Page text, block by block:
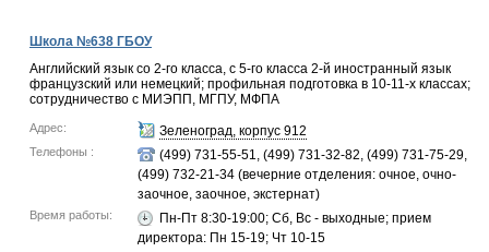
Школа №638 ГБОУ
Английский язык со 2-го класса, с 5-го класса 2-й иностранный язык
французский или немецкий; профильная подготовка в 10-11-х классах;
сотрудничество с МИЭПП, МГПУ, МФПА
Адрес: Зеленоград, корпус 912
Телефоны :
(499) 731-55-51, (499) 731-32-82, (499) 731-75-29,
(499) 732-21-34 (вечерние отделения: очное, очно-
заочное, заочное, экстернат)
Время работы:
Пн-Пт 8:30-19:00; Сб, Вс - выходные; прием
директора: Пн 15-19; Чт 10-15